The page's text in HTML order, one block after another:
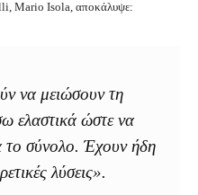
Mario Isola, αποκάλυψε:
να μειώσουν τη
ελαστικά ώστε να
το σύνολο. Έχουν ήδη
λύσεις».